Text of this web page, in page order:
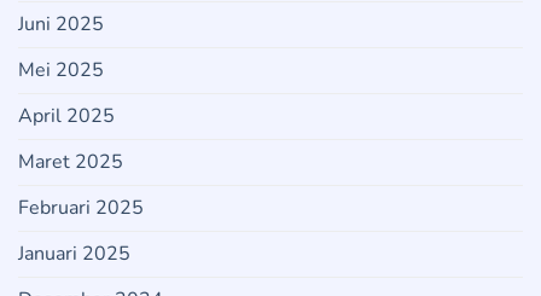
Juni 2025
Mei 2025
April 2025
Maret 2025
Februari 2025
Januari 2025